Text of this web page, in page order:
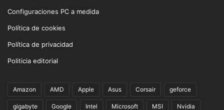
Configuraciones PC a medida
Política de cookies
Política de privacidad
Politicia editorial
Amazon AMD Apple Asus Corsair geforce
gigabyte Google Intel Microsoft MSI Nvidia